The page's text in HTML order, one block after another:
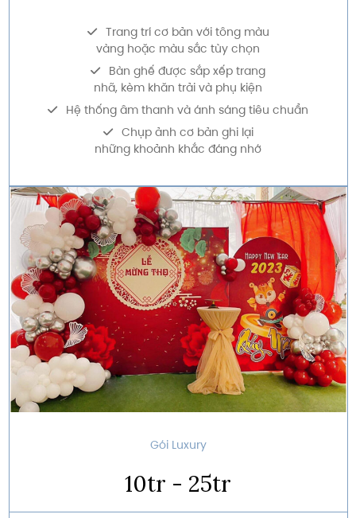
Trang trí cơ bản với tông màu
vàng hoặc màu sắc tùy chọn
Bàn ghế được sắp xếp trang
nhã, kèm khăn trải và phụ kiện
Hệ thống âm thanh và ánh sáng tiêu chuẩn
Chụp ảnh cơ bản ghi lại
những khoảnh khắc đáng nhớ
Gói Luxury
10tr - 25tr